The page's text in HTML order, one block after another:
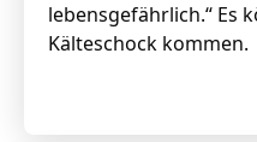
lebensgefährlich.“ Es
Kälteschock kommen.